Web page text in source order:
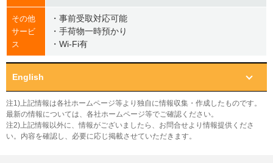
その他
サービ
ス
・事前受取対応可能
・手荷物一時預かり
・Wi-Fi有
English
注1)上記情報は各社ホームページ等より独自に情報収集・作成したものです。
最新の情報については、各社ホームページ等でご確認ください。
注2)上記情報以外に、情報がございましたら、お問合せより情報提供くださ
い。内容を確認し、必要に応じ掲載させていただきます。